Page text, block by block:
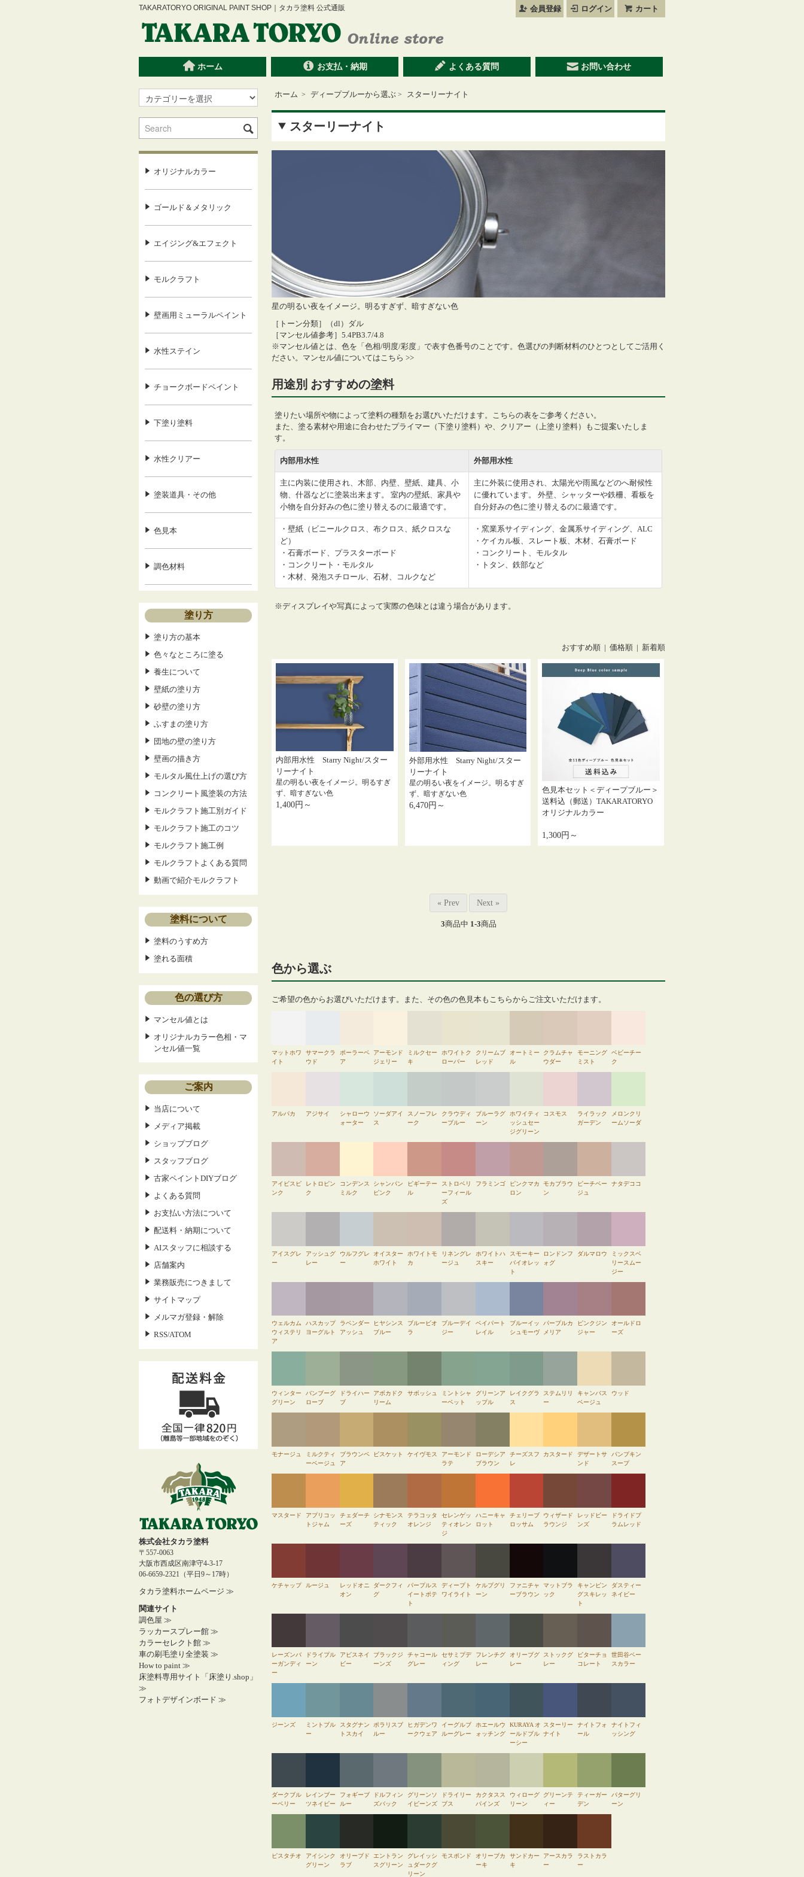
会員登録 ログイン カート
TAKARATORYO ORIGINAL PAINT SHOP｜タカラ塗料 公式通販
ホーム お支払・納期 よくある質問 お問い合わせ
ホーム > ディープブルーから選ぶ > スターリーナイト
スターリーナイト
星の明るい夜をイメージ。明るすぎず、暗すぎない色
［トーン分類］（dl）ダル
［マンセル値参考］5.4PB3.7/4.8
※マンセル値とは、色を「色相/明度/彩度」で表す色番号のことです。色選びの判断材料のひとつとしてご活用く
ださい。 マンセル値についてはこちら >>
用途別 おすすめの塗料
塗りたい場所や物によって塗料の種類をお選びいただけます。こちらの表をご参考ください。
また、塗る素材や用途に合わせたプライマー（下塗り塗料）や、クリアー（上塗り塗料）もご提案いたしま
す。
内部用水性 外部用水性
主に内装に使用され、木部、内壁、壁紙、建具、小
物、什器などに塗装出来ます。 室内の壁紙、家具や
小物を自分好みの色に塗り替えるのに最適です。
主に外装に使用され、太陽光や雨風などのへ耐候性
に優れています。 外壁、シャッターや鉄柵、看板を
自分好みの色に塗り替えるのに最適です。
・壁紙（ビニールクロス、布クロス、紙クロスな
ど）
・石膏ボード、プラスターボード
・コンクリート・モルタル
・木材、発泡スチロール、石材、コルクなど
・窯業系サイディング、金属系サイディング、ALC
・ケイカル板、スレート板、木材、石膏ボード
・コンクリート、モルタル
・トタン、鉄部など
※ディスプレイや写真によって実際の色味とは違う場合があります。
おすすめ順 | 価格順 | 新着順
内部用水性 Starry Night/スター
リーナイト
星の明るい夜をイメージ。明るすぎ
ず、暗すぎない色
1,400円～
外部用水性 Starry Night/スター
リーナイト
星の明るい夜をイメージ。明るすぎ
ず、暗すぎない色
6,470円～
色見本セット＜ディープブルー＞
送料込（郵送）TAKARATORYO
オリジナルカラー
1,300円～
« Prev Next »
3商品中 1-3商品
色から選ぶ
ご希望の色からお選びいただけます。また、その色の色見本もこちらからご注文いただけます。
マットホワ
イト
サマークラ
ウド
ポーラーベ
ア
アーモンド
ジェリー
ミルクセー
キ
ホワイトク
ローバー
クリームブ
レッド
オートミー
ル
クラムチャ
ウダー
モーニング
ミスト
ベビーチー
ク
アルパカ アジサイ
シャローウ
ォーター
ソーダアイ
ス
スノーフレ
ーク
クラウディ
ーブルー
ブルーラグ
ーン
ホワイティ
ッシュセー
ジグリーン
コスモス
ライラック
ガーデン
メロンクリ
ームソーダ
アイビスピ
ンク
レトロピン
ク
コンデンス
ミルク
シャンパン
ピンク
ピギーテー
ル
ストロベリ
ーフィール
ズ
フラミンゴ
ピンクマカ
ロン
モカブラウ
ン
ピーチベー
ジュ
ナタデココ
アイスグレ
ー
アッシュグ
レー
ウルフグレ
ー
オイスター
ホワイト
ホワイトモ
カ
リネングレ
ージュ
ホワイトハ
スキー
スモーキー
バイオレッ
ト
ロンドンフ
ォグ
ダルマロウ
ミックスベ
リースムー
ジー
ウェルカム
ウィステリ
ア
ハスカップ
ヨーグルト
ラベンダー
アッシュ
ヒヤシンス
ブルー
ブルービオ
ラ
ブルーデイ
ジー
ベイパート
レイル
ブルーイッ
シュモーヴ
パープルカ
メリア
ピンクジン
ジャー
オールドロ
ーズ
ウィンター
グリーン
バンブーグ
ローブ
ドライハー
ブ
アボカドク
リーム
サボッシュ
ミントシャ
ーベット
グリーンア
ップル
レイクグラ
ス
ステムリリ
ー
キャンバス
ベージュ
ウッド
モナージュ
ミルクティ
ーベージュ
ブラウンベ
ア
ビスケット ケイヴモス
アーモンド
ラテ
ローデシア
ブラウン
チーズスフ
レ
カスタード
デザートサ
ンド
パンプキン
スープ
マスタード
アプリコッ
トジャム
チェダーチ
ーズ
シナモンス
ティック
テラコッタ
オレンジ
セレンゲッ
ティオレン
ジ
ハニーキャ
ロット
チェリーブ
ロッサム
ウィザード
ラウンジ
レッドビー
ンズ
ドライドプ
ラムレッド
ケチャップ ルージュ
レッドオニ
オン
ダークフィ
グ
パープルス
イートポテ
ト
ディープト
ワイライト
ケルプグリ
ーン
ファニチャ
ーブラウン
マットブラ
ック
キャンピン
グスキレッ
ト
ダスティー
ネイビー
レーズンバ
ーガンディ
ー
ドライプル
ーン
アビスネイ
ビー
ブラックジ
ーンズ
チャコール
グレー
セサミプデ
ィング
フレンチグ
レー
オリーブグ
レー
ストックグ
レー
ビターチョ
コレート
世田谷ベー
スカラー
ジーンズ
ミントブル
ー
スタグナン
トスカイ
ポラリスブ
ルー
ヒガデンワ
ークウェア
イーグルブ
ルーグレー
ホエールウ
ォッチング
KURAYA オ
ールドブル
ーシー
スターリー
ナイト
ナイトフォ
ール
ナイトフィ
ッシング
ダークブル
ーベリー
レインブー
ツネイビー
フォギーブ
ルー
ドルフィン
ズバック
グリーンソ
イビーンズ
ドライリー
ブス
カクタスス
パインズ
ウィローグ
リーン
グリーンテ
ィー
ティーガー
デン
パターグリ
ーン
ピスタチオ
アイシンク
グリーン
オリーブド
ラブ
エントラン
スグリーン
グレイッシ
ュダークグ
リーン
モスポンド
オリーブカ
ーキ
サンドカー
キ
アースカラ
ー
ラストカラ
ー
オリジナルカラー
ゴールド＆メタリック
エイジング&エフェクト
モルクラフト
壁画用ミューラルペイント
水性ステイン
チョークボードペイント
下塗り塗料
水性クリアー
塗装道具・その他
色見本
調色材料
塗り方
塗り方の基本
色々なところに塗る
養生について
壁紙の塗り方
砂壁の塗り方
ふすまの塗り方
団地の壁の塗り方
壁画の描き方
モルタル風仕上げの選び方
コンクリート風塗装の方法
モルクラフト施工別ガイド
モルクラフト施工のコツ
モルクラフト施工例
モルクラフトよくある質問
動画で紹介モルクラフト
塗料について
塗料のうすめ方
塗れる面積
色の選び方
マンセル値とは
オリジナルカラー色相・マ
ンセル値一覧
ご案内
当店について
メディア掲載
ショップブログ
スタッフブログ
古家ペイントDIYブログ
よくある質問
お支払い方法について
配送料・納期について
AIスタッフに相談する
店舗案内
業務販売につきまして
サイトマップ
メルマガ登録・解除
RSS/ATOM
株式会社タカラ塗料
〒557-0063
大阪市西成区南津守4-3-17
06-6659-2321（平日9～17時）
タカラ塗料ホームページ ≫
関連サイト
調色屋 ≫
ラッカースプレー館 ≫
カラーセレクト館 ≫
車の刷毛塗り全塗装 ≫
How to paint ≫
床塗料専用サイト「床塗り.shop」
≫
フォトデザインボード ≫